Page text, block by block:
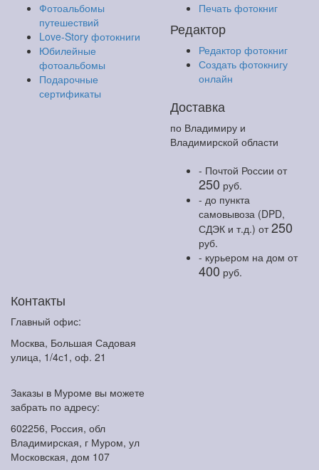
Фотоальбомы
путешествий
Love-Story фотокниги
Юбилейные
фотоальбомы
Подарочные
сертификаты
Печать фотокниг
Редактор
Редактор фотокниг
Создать фотокнигу
онлайн
Доставка
по Владимиру и
Владимирской области
- Почтой России от
250 руб.
- до пункта
самовывоза (DPD,
СДЭК и т.д.) от250
руб.
- курьером на дом от
400 руб.
Контакты
Главный офис:
Москва, Большая Садовая
улица, 1/4с1, оф. 21
Заказы в Муроме вы можете
забрать по адресу:
602256, Россия, обл
Владимирская, г Муром, ул
Московская, дом 107